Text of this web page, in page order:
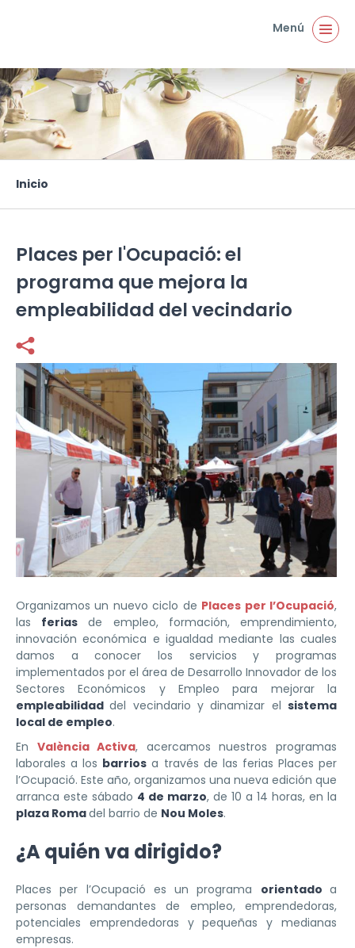
Menú
Usted está aquí
Inicio
Places per l'Ocupació: el
programa que mejora la
empleabilidad del vecindario
Organizamos un nuevo ciclo de Places per l’Ocupació,
las ferias de empleo, formación, emprendimiento,
innovación económica e igualdad mediante las cuales
damos a conocer los servicios y programas
implementados por el área de Desarrollo Innovador de los
Sectores Económicos y Empleo para mejorar la
empleabilidaddel vecindario y dinamizar elsistema
local de empleo.
En València Activa, acercamos nuestros programas
laborales a los barrios a través de las ferias Places per
l’Ocupació. Este año, organizamos una nueva edición que
arranca este sábado 4 de marzo, de 10 a 14 horas, en la
plaza Romadel barrio de Nou Moles.
¿A quién va dirigido?
Places per l’Ocupació es un programa orientadoa
personas demandantes de empleo, emprendedoras,
potenciales emprendedoras y pequeñas y medianas
empresas.